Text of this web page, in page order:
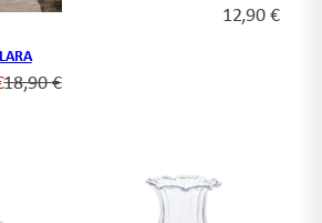
18,90€Alkuperäinen
hinta
Nykyinen
hinta
12,90€